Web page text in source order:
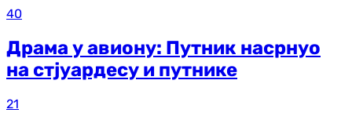
40
Драма у авиону: Путник насрнуо
на стјуардесу и путнике
21